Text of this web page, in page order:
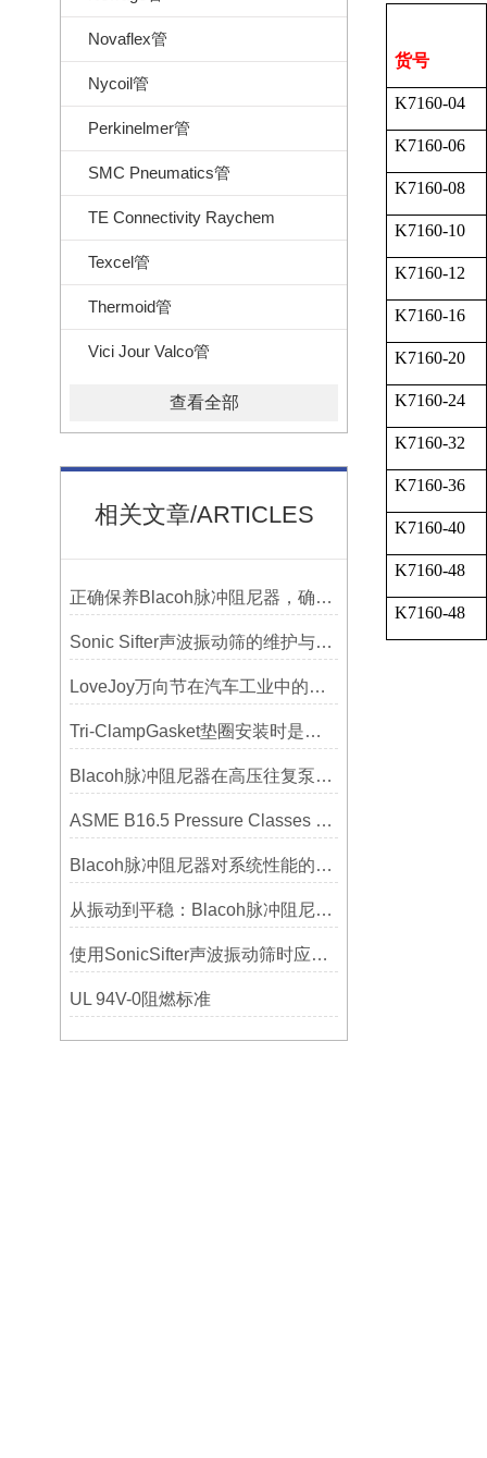
Novaflex管
Nycoil管
Perkinelmer管
SMC Pneumatics管
TE Connectivity Raychem
Texcel管
Thermoid管
Vici Jour Valco管
查看全部
相关文章/ARTICLES
正确保养Blacoh脉冲阻尼器，确保长期稳定运行
Sonic Sifter声波振动筛的维护与保养指南
LoveJoy万向节在汽车工业中的重要性
Tri-ClampGasket垫圈安装时是否需要涂抹润滑剂或密封脂？
Blacoh脉冲阻尼器在高压往复泵系统中的应用
ASME B16.5 Pressure Classes of Flanges压力等级
Blacoh脉冲阻尼器对系统性能的影响分析
从振动到平稳：Blacoh脉冲阻尼器在泵系统中的应用
使用SonicSifter声波振动筛时应注意的几个方面
UL 94V-0阻燃标准
货号
K7160-04
K7160-06
K7160-08
K7160-10
K7160-12
K7160-16
K7160-20
K7160-24
K7160-32
K7160-36
K7160-40
K7160-48
K7160-48